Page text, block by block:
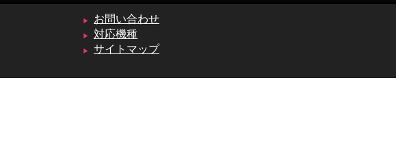
お問い合わせ
対応機種
サイトマップ